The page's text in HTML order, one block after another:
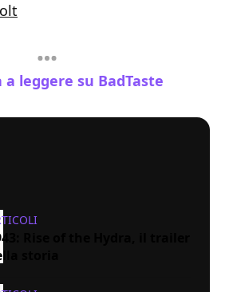
a leggere su BadTaste
Rise of the Hydra, il trailer
storia